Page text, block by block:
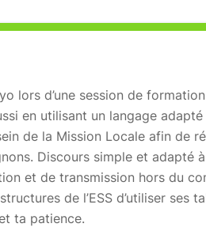
lors d’une session de
en utilisant un langage
de la Mission Locale afin de
Discours simple et adapté
et de transmission hors du
de l’ESS d’utiliser ses
ta patience.